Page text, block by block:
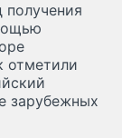
отметили
зарубежных